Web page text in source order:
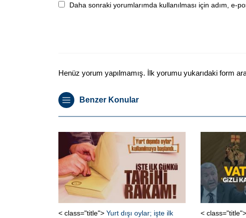
Daha sonraki yorumlarımda kullanılması için adım, e-
Henüz yorum yapılmamış. İlk yorumu yukarıdaki form
Benzer Konular
< class="title"> Yurt dışı oylar; işte ilk
< class="title">